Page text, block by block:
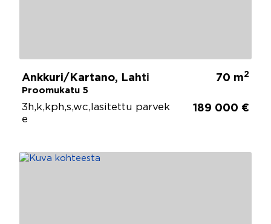
Ankkuri/Kartano, Lahti
Proomukatu 5
70 m2
3h,k,kph,s,wc,lasitettu parvek
e
189 000 €